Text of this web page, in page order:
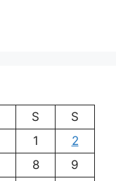
S
S
1
2
8
9